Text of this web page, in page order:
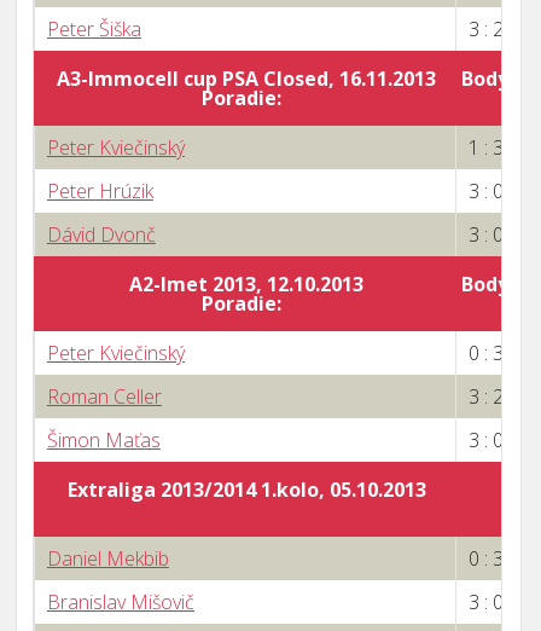
Peter Šiška
3 : 2
A3-Immocell cup PSA Closed, 16.11.2013
Poradie:
Body
Peter Kviečinský
1 : 3
Peter Hrúzik
3 : 0
Dávid Dvonč
3 : 0
A2-Imet 2013, 12.10.2013
Poradie:
Body
Peter Kviečinský
0 : 3
Roman Celler
3 : 2
Šimon Maťas
3 : 0
Extraliga 2013/2014 1.kolo, 05.10.2013
Daniel Mekbib
0 : 3
Branislav Mišovič
3 : 0